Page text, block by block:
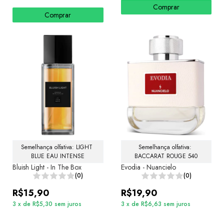
Comprar
Comprar
Semelhança olfativa: LIGHT
BLUE EAU INTENSE
Bluish Light - In The Box
(0)
R$15,90
3 x de R$5,30 sem juros
Semelhança olfativa:
BACCARAT ROUGE 540
Evodia - Nuancielo
(0)
R$19,90
3 x de R$6,63 sem juros